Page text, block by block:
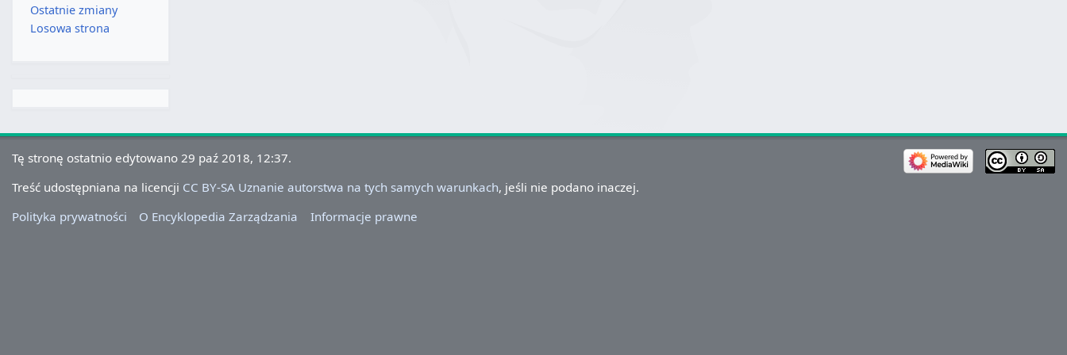
Ostatnie zmiany
Losowa strona
Tę stronę ostatnio edytowano 29 paź 2018, 12:37.
Treść udostępniana na licencji CC BY-SA Uznanie autorstwa na tych samych warunkach, jeśli nie podano inaczej.
Polityka prywatności
O Encyklopedia Zarządzania Informacje prawne